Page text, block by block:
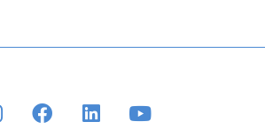
INSTAGRAMFACEBOOKLINKEDIN